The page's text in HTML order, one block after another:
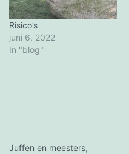
Risico’s
juni 6, 2022
In "blog"
Juffen en meesters,